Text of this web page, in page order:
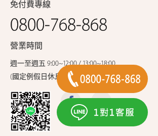
免付費專線
0800-768-868
營業時間
週一至週五 9:00~12:00 / 13:00~18:00
(國定例假日休息)